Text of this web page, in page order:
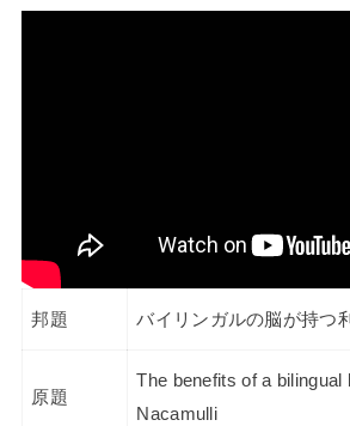
邦題 バイリンガルの脳が持つ
原題
The benefits of a bilingual
Nacamulli